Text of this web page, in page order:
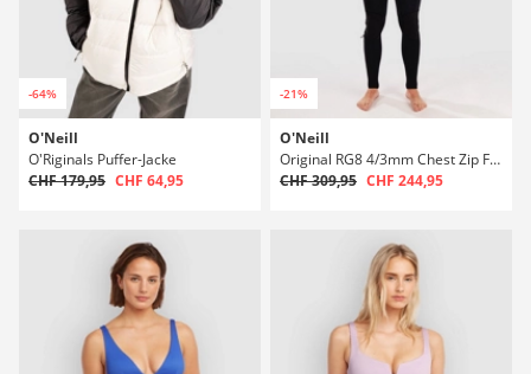
-64%
O'Neill
O'Riginals Puffer-Jacke
CHF 179,95 CHF 64,95
-21%
O'Neill
Original RG8 4/3mm Chest Zip Full Neoprenanzug
CHF 309,95 CHF 244,95